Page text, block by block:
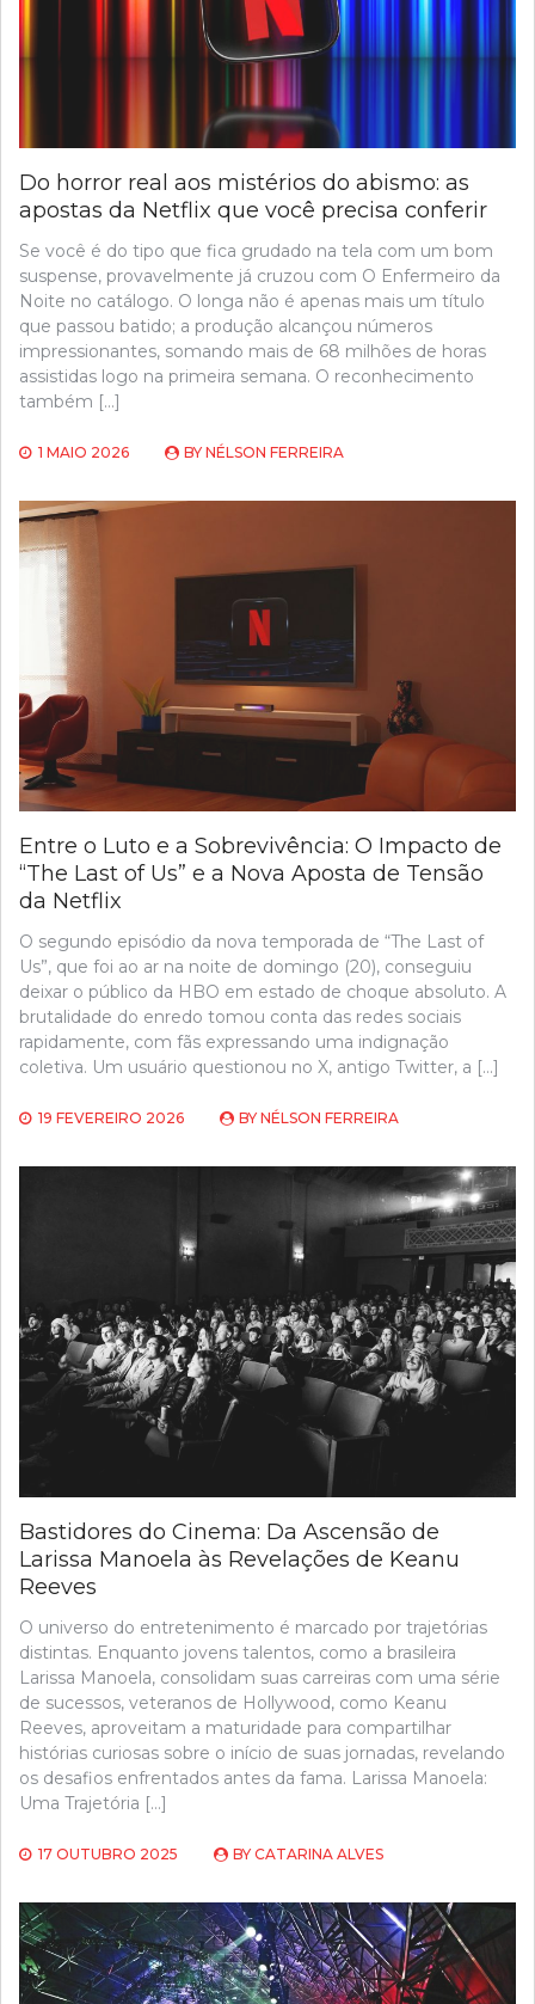
Do horror real aos mistérios do abismo: as
apostas da Netflix que você precisa conferir
Se você é do tipo que fica grudado na tela com um bom
suspense, provavelmente já cruzou com O Enfermeiro da
Noite no catálogo. O longa não é apenas mais um título
que passou batido; a produção alcançou números
impressionantes, somando mais de 68 milhões de horas
assistidas logo na primeira semana. O reconhecimento
também […]
1 MAIO 2026 BY NÉLSON FERREIRA
Entre o Luto e a Sobrevivência: O Impacto de
“The Last of Us” e a Nova Aposta de Tensão
da Netflix
O segundo episódio da nova temporada de “The Last of
Us”, que foi ao ar na noite de domingo (20), conseguiu
deixar o público da HBO em estado de choque absoluto. A
brutalidade do enredo tomou conta das redes sociais
rapidamente, com fãs expressando uma indignação
coletiva. Um usuário questionou no X, antigo Twitter, a […]
19 FEVEREIRO 2026 BY NÉLSON FERREIRA
Bastidores do Cinema: Da Ascensão de
Larissa Manoela às Revelações de Keanu
Reeves
O universo do entretenimento é marcado por trajetórias
distintas. Enquanto jovens talentos, como a brasileira
Larissa Manoela, consolidam suas carreiras com uma série
de sucessos, veteranos de Hollywood, como Keanu
Reeves, aproveitam a maturidade para compartilhar
histórias curiosas sobre o início de suas jornadas, revelando
os desafios enfrentados antes da fama. Larissa Manoela:
Uma Trajetória […]
17 OUTUBRO 2025 BY CATARINA ALVES